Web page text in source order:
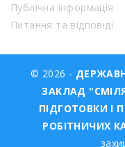
Публічна інформація
Питання та відповіді
© 2026 -
ЗАКЛАД
ПІДГОТОВКИ І
РОБІТНИЧИХ